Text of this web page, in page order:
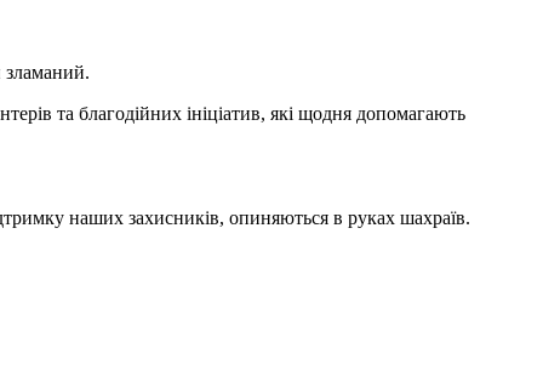
зламаний.
та благодійних ініціатив, які щодня допомагають
наших захисників, опиняються в руках шахраїв.